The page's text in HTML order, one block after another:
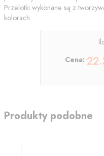
Przelotki wykonane są z
kolorach.
Cena:
Produkty podobne